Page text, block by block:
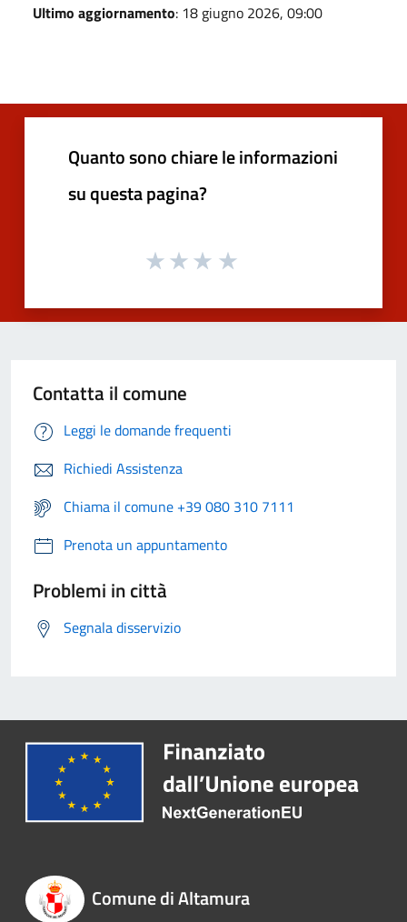
Ultimo aggiornamento: 18 giugno 2026, 09:00
Quanto sono chiare le informazioni
su questa pagina?
Contatta il comune
Leggi le domande frequenti
Richiedi Assistenza
Chiama il comune +39 080 310 7111
Prenota un appuntamento
Problemi in città
Segnala disservizio
Comune di Altamura